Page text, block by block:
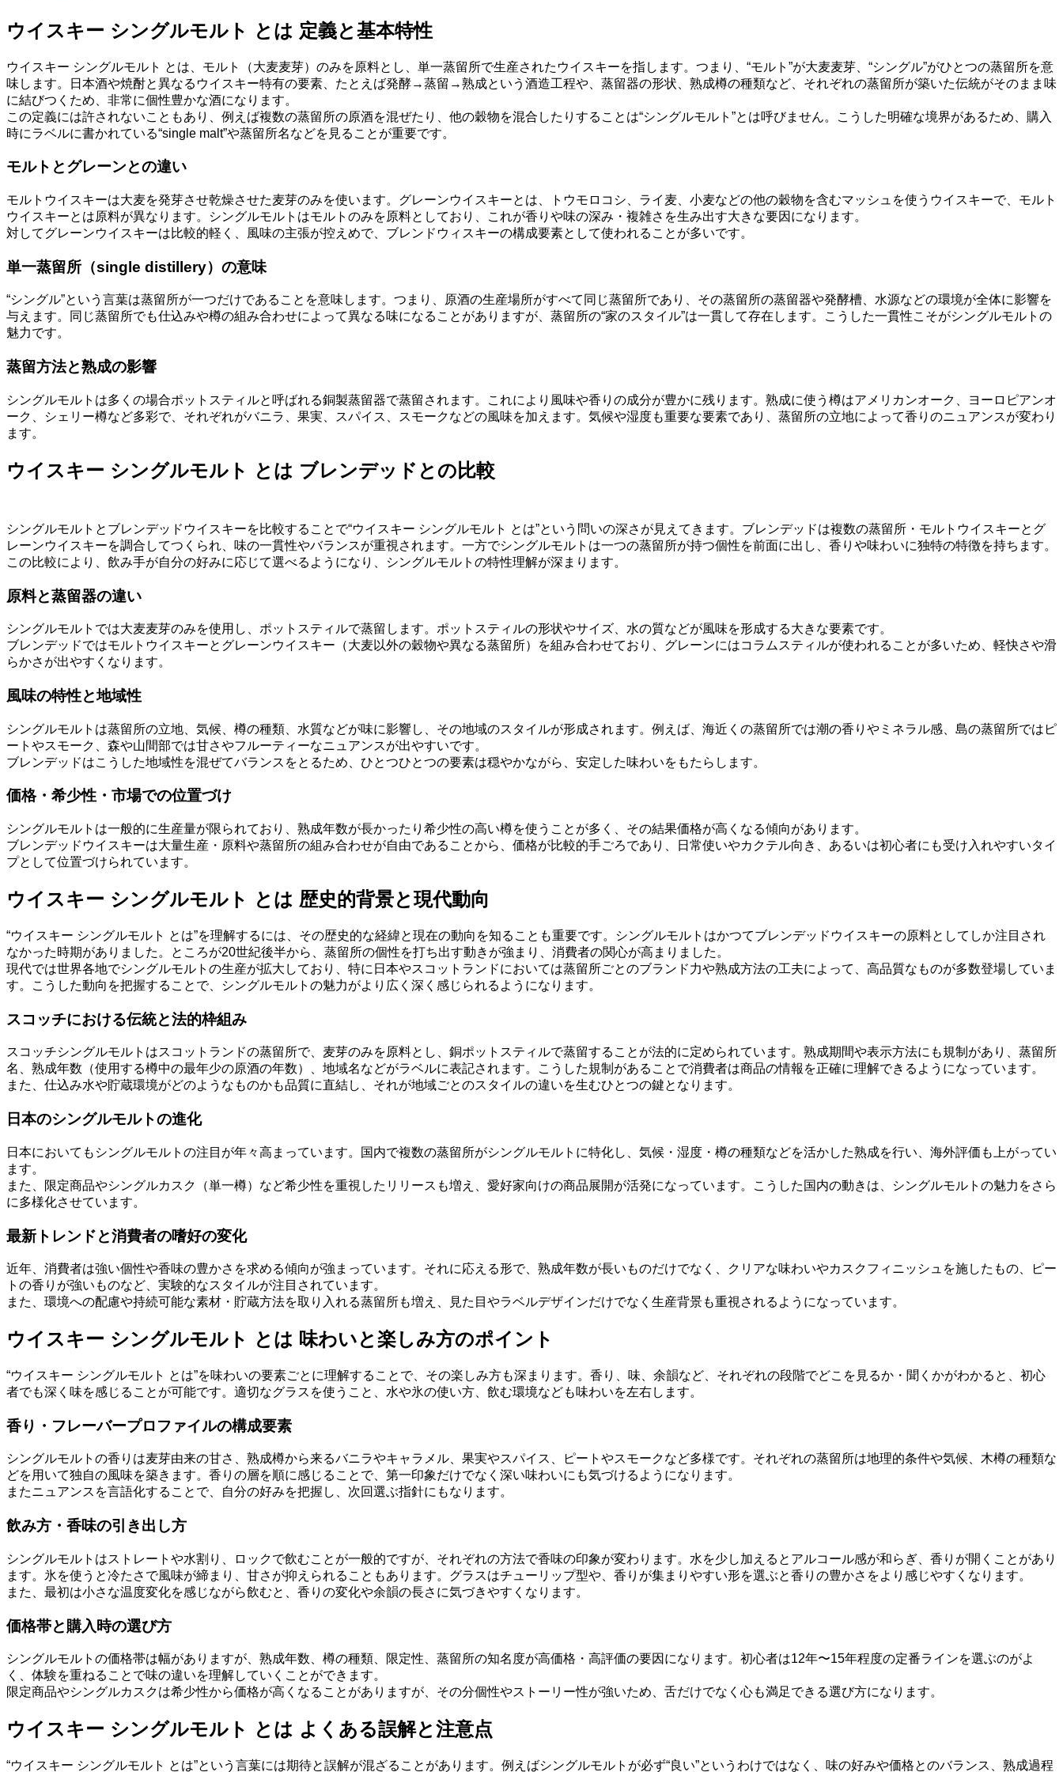
ウイスキー シングルモルト とは 定義と基本特性
ウイスキー シングルモルト とは、モルト（大麦麦芽）のみを原料とし、単一蒸留所で生産されたウイスキーを指します。つまり、“モルト”が大麦麦芽、“シングル”がひとつの蒸留所を意
味します。日本酒や焼酎と異なるウイスキー特有の要素、たとえば発酵→蒸留→熟成という酒造工程や、蒸留器の形状、熟成樽の種類など、それぞれの蒸留所が築いた伝統がそのまま味
に結びつくため、非常に個性豊かな酒になります。
この定義には許されないこともあり、例えば複数の蒸留所の原酒を混ぜたり、他の穀物を混合したりすることは“シングルモルト”とは呼びません。こうした明確な境界があるため、購入
時にラベルに書かれている“single malt”や蒸留所名などを見ることが重要です。
モルトとグレーンとの違い
モルトウイスキーは大麦を発芽させ乾燥させた麦芽のみを使います。グレーンウイスキーとは、トウモロコシ、ライ麦、小麦などの他の穀物を含むマッシュを使うウイスキーで、モルト
ウイスキーとは原料が異なります。シングルモルトはモルトのみを原料としており、これが香りや味の深み・複雑さを生み出す大きな要因になります。
対してグレーンウイスキーは比較的軽く、風味の主張が控えめで、ブレンドウィスキーの構成要素として使われることが多いです。
単一蒸留所（single distillery）の意味
“シングル”という言葉は蒸留所が一つだけであることを意味します。つまり、原酒の生産場所がすべて同じ蒸留所であり、その蒸留所の蒸留器や発酵槽、水源などの環境が全体に影響を
与えます。同じ蒸留所でも仕込みや樽の組み合わせによって異なる味になることがありますが、蒸留所の“家のスタイル”は一貫して存在します。こうした一貫性こそがシングルモルトの
魅力です。
蒸留方法と熟成の影響
シングルモルトは多くの場合ポットスティルと呼ばれる銅製蒸留器で蒸留されます。これにより風味や香りの成分が豊かに残ります。熟成に使う樽はアメリカンオーク、ヨーロピアンオ
ーク、シェリー樽など多彩で、それぞれがバニラ、果実、スパイス、スモークなどの風味を加えます。気候や湿度も重要な要素であり、蒸留所の立地によって香りのニュアンスが変わり
ます。
ウイスキー シングルモルト とは ブレンデッドとの比較
シングルモルトとブレンデッドウイスキーを比較することで“ウイスキー シングルモルト とは”という問いの深さが見えてきます。ブレンデッドは複数の蒸留所・モルトウイスキーとグ
レーンウイスキーを調合してつくられ、味の一貫性やバランスが重視されます。一方でシングルモルトは一つの蒸留所が持つ個性を前面に出し、香りや味わいに独特の特徴を持ちます。
この比較により、飲み手が自分の好みに応じて選べるようになり、シングルモルトの特性理解が深まります。
原料と蒸留器の違い
シングルモルトでは大麦麦芽のみを使用し、ポットスティルで蒸留します。ポットスティルの形状やサイズ、水の質などが風味を形成する大きな要素です。
ブレンデッドではモルトウイスキーとグレーンウイスキー（大麦以外の穀物や異なる蒸留所）を組み合わせており、グレーンにはコラムスティルが使われることが多いため、軽快さや滑
らかさが出やすくなります。
風味の特性と地域性
シングルモルトは蒸留所の立地、気候、樽の種類、水質などが味に影響し、その地域のスタイルが形成されます。例えば、海近くの蒸留所では潮の香りやミネラル感、島の蒸留所ではピ
ートやスモーク、森や山間部では甘さやフルーティーなニュアンスが出やすいです。
ブレンデッドはこうした地域性を混ぜてバランスをとるため、ひとつひとつの要素は穏やかながら、安定した味わいをもたらします。
価格・希少性・市場での位置づけ
シングルモルトは一般的に生産量が限られており、熟成年数が長かったり希少性の高い樽を使うことが多く、その結果価格が高くなる傾向があります。
ブレンデッドウイスキーは大量生産・原料や蒸留所の組み合わせが自由であることから、価格が比較的手ごろであり、日常使いやカクテル向き、あるいは初心者にも受け入れやすいタイ
プとして位置づけられています。
ウイスキー シングルモルト とは 歴史的背景と現代動向
“ウイスキー シングルモルト とは”を理解するには、その歴史的な経緯と現在の動向を知ることも重要です。シングルモルトはかつてブレンデッドウイスキーの原料としてしか注目され
なかった時期がありました。ところが20世紀後半から、蒸留所の個性を打ち出す動きが強まり、消費者の関心が高まりました。
現代では世界各地でシングルモルトの生産が拡大しており、特に日本やスコットランドにおいては蒸留所ごとのブランド力や熟成方法の工夫によって、高品質なものが多数登場していま
す。こうした動向を把握することで、シングルモルトの魅力がより広く深く感じられるようになります。
スコッチにおける伝統と法的枠組み
スコッチシングルモルトはスコットランドの蒸留所で、麦芽のみを原料とし、銅ポットスティルで蒸留することが法的に定められています。熟成期間や表示方法にも規制があり、蒸留所
名、熟成年数（使用する樽中の最年少の原酒の年数）、地域名などがラベルに表記されます。こうした規制があることで消費者は商品の情報を正確に理解できるようになっています。
また、仕込み水や貯蔵環境がどのようなものかも品質に直結し、それが地域ごとのスタイルの違いを生むひとつの鍵となります。
日本のシングルモルトの進化
日本においてもシングルモルトの注目が年々高まっています。国内で複数の蒸留所がシングルモルトに特化し、気候・湿度・樽の種類などを活かした熟成を行い、海外評価も上がってい
ます。
また、限定商品やシングルカスク（単一樽）など希少性を重視したリリースも増え、愛好家向けの商品展開が活発になっています。こうした国内の動きは、シングルモルトの魅力をさら
に多様化させています。
最新トレンドと消費者の嗜好の変化
近年、消費者は強い個性や香味の豊かさを求める傾向が強まっています。それに応える形で、熟成年数が長いものだけでなく、クリアな味わいやカスクフィニッシュを施したもの、ピー
トの香りが強いものなど、実験的なスタイルが注目されています。
また、環境への配慮や持続可能な素材・貯蔵方法を取り入れる蒸留所も増え、見た目やラベルデザインだけでなく生産背景も重視されるようになっています。
ウイスキー シングルモルト とは 味わいと楽しみ方のポイント
“ウイスキー シングルモルト とは”を味わいの要素ごとに理解することで、その楽しみ方も深まります。香り、味、余韻など、それぞれの段階でどこを見るか・聞くかがわかると、初心
者でも深く味を感じることが可能です。適切なグラスを使うこと、水や氷の使い方、飲む環境なども味わいを左右します。
香り・フレーバープロファイルの構成要素
シングルモルトの香りは麦芽由来の甘さ、熟成樽から来るバニラやキャラメル、果実やスパイス、ピートやスモークなど多様です。それぞれの蒸留所は地理的条件や気候、木樽の種類な
どを用いて独自の風味を築きます。香りの層を順に感じることで、第一印象だけでなく深い味わいにも気づけるようになります。
またニュアンスを言語化することで、自分の好みを把握し、次回選ぶ指針にもなります。
飲み方・香味の引き出し方
シングルモルトはストレートや水割り、ロックで飲むことが一般的ですが、それぞれの方法で香味の印象が変わります。水を少し加えるとアルコール感が和らぎ、香りが開くことがあり
ます。氷を使うと冷たさで風味が締まり、甘さが抑えられることもあります。グラスはチューリップ型や、香りが集まりやすい形を選ぶと香りの豊かさをより感じやすくなります。
また、最初は小さな温度変化を感じながら飲むと、香りの変化や余韻の長さに気づきやすくなります。
価格帯と購入時の選び方
シングルモルトの価格帯は幅がありますが、熟成年数、樽の種類、限定性、蒸留所の知名度が高価格・高評価の要因になります。初心者は12年〜15年程度の定番ラインを選ぶのがよ
く、体験を重ねることで味の違いを理解していくことができます。
限定商品やシングルカスクは希少性から価格が高くなることがありますが、その分個性やストーリー性が強いため、舌だけでなく心も満足できる選び方になります。
ウイスキー シングルモルト とは よくある誤解と注意点
“ウイスキー シングルモルト とは”という言葉には期待と誤解が混ざることがあります。例えばシングルモルトが必ず“良い”というわけではなく、味の好みや価格とのバランス、熟成過程